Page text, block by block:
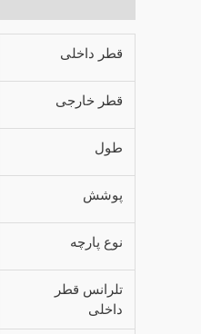
قطر داخلی
قطر خارجی
طول
پوشش
نوع پارچه
تلرانس قطر
داخلی